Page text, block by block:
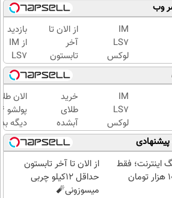
وب
IM
LS7
لوکس
ترین
شاسی
بلند
برقی
ایران
از الان تا
آخر
تابستون
حداقل
12کیلو
چربی
میسوزونی
🧨
بازدید
از IM
LS7
لوکس
ترین
شاسی
بلند
برقی
ایران
در
باشگاه
IM
LS7
لوکس
ترین
شاسی
بلند
برقی
خرید
طلای
آبشده
حتی با
۱۰۰هزارتومان
الان
دیگه
طلا با
بی‌بهره
گیگ اینترنت؛ فقط
از الان تا آخر تابستون
حداقل 12کیلو چربی
میسوزونی🧨